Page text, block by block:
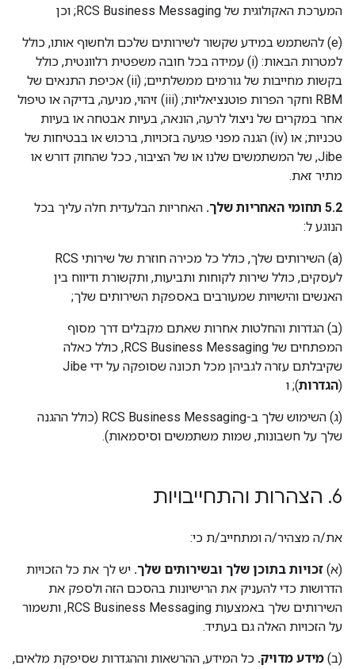
המערכת האקולוגית של RCS Business Messaging; וכן
‫(e) להשתמש במידע שקשור לשירותים שלכם ולחשוף אותו, כולל
למטרות הבאות: (i) עמידה בכל חובה משפטית רלוונטית, כולל
בקשות מחייבות של גורמים ממשלתיים; (ii) אכיפת התנאים של
RBM וחקר הפרות פוטנציאליות; (iii) זיהוי, מניעה, בדיקה או טיפול
אחר במקרים של ניצול לרעה, הונאה, בעיות אבטחה או בעיות
טכניות; או (iv) הגנה מפני פגיעה בזכויות, ברכוש או בבטיחות של
Jibe, של המשתמשים שלנו או של הציבור, ככל שהחוק דורש או
מתיר זאת.
‫5.2 תחומי האחריות שלך.
האחריות הבלעדית חלה עליך בכל
הנוגע ל:
‫(a) השירותים שלך, כולל כל מכירה חוזרת של שירותי RCS
לעסקים, כולל שירות לקוחות ותביעות, ותקשורת ודיווח בין
האנשים והישויות שמעורבים באספקת השירותים שלך;
‫(ב) הגדרות והחלטות אחרות שאתם מקבלים דרך מסוף
המפתחים של RCS Business Messaging, כולל כאלה
שקיבלתם עזרה לגביהן מכל תכונה שסופקה על ידי Jibe
(הגדרות); ו
‫(ג) השימוש שלך ב-RCS Business Messaging (כולל ההגנה
שלך על חשבונות, שמות משתמשים וסיסמאות).
6
. הצהרות והתחייבויות
את/ה מצהיר/ה ומתחייב/ת כי:
‫(א) זכויות בתוכן שלך ובשירותים שלך. יש לך את כל הזכויות
הדרושות כדי להעניק את הרישיונות בהסכם הזה ולספק את
השירותים שלך באמצעות RCS Business Messaging, ותשמור
על הזכויות האלה גם בעתיד.
‫(ב) מידע מדויק. כל המידע, ההרשאות וההגדרות שסיפקת מלאים,